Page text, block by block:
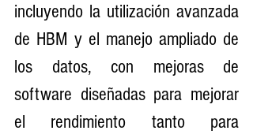
incluyendo la utilización avanzada
de HBM y el manejo ampliado de
los datos, con mejoras de
software diseñadas para mejorar
el rendimiento tanto para